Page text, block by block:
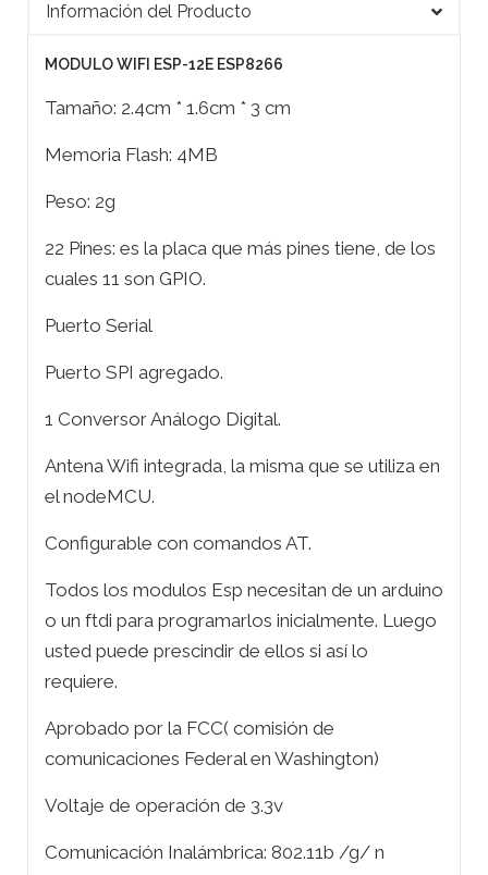
Información del Producto
MODULO WIFI ESP-12E ESP8266
Tamaño: 2.4cm * 1.6cm * 3 cm
Memoria Flash: 4MB
Peso: 2g
22 Pines: es la placa que más pines tiene, de los
cuales 11 son GPIO.
Puerto Serial
Puerto SPI agregado.
1 Conversor Análogo Digital.
Antena Wifi integrada, la misma que se utiliza en
el nodeMCU.
Configurable con comandos AT.
Todos los modulos Esp necesitan de un arduino
o un ftdi para programarlos inicialmente. Luego
usted puede prescindir de ellos si así lo
requiere.
Aprobado por la FCC( comisión de
comunicaciones Federal en Washington)
Voltaje de operación de 3.3v
Comunicación Inalámbrica: 802.11b /g/ n